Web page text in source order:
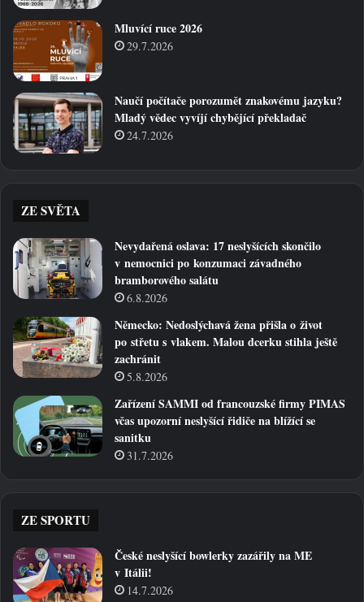
Mluvící ruce 2026
29.7.2026
Naučí počítače porozumět znakovému jazyku?
Mladý vědec vyvíjí chybějící překladač
24.7.2026
ZE SVĚTA
Nevydařená oslava: 17 neslyšících skončilo
v nemocnici po konzumaci závadného
bramborového salátu
6.8.2026
Německo: Nedoslýchavá žena přišla o život
po střetu s vlakem. Malou dcerku stihla ještě
zachránit
5.8.2026
Zařízení SAMMI od francouzské firmy PIMAS
včas upozorní neslyšící řidiče na blížící se
sanitku
31.7.2026
ZE SPORTU
České neslyšící bowlerky zazářily na ME
v Itálii!
14.7.2026